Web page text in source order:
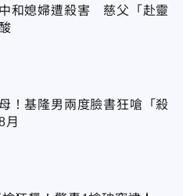
和媳婦遭殺害 慈父「赴靈
！基隆男兩度臉書狂嗆「殺